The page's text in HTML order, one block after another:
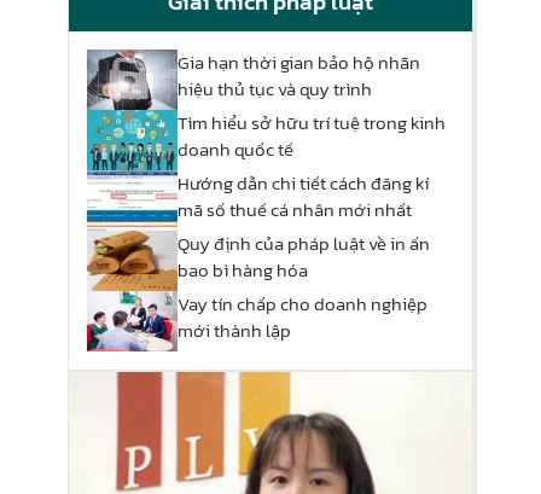
Gia hạn thời gian bảo hộ nhãn
hiệu thủ tục và quy trình
Tìm hiểu sở hữu trí tuệ trong kinh
doanh quốc tế
Hướng dẫn chi tiết cách đăng kí
mã số thuế cá nhân mới nhất
Quy định của pháp luật về in ấn
bao bì hàng hóa
Vay tín chấp cho doanh nghiệp
mới thành lập